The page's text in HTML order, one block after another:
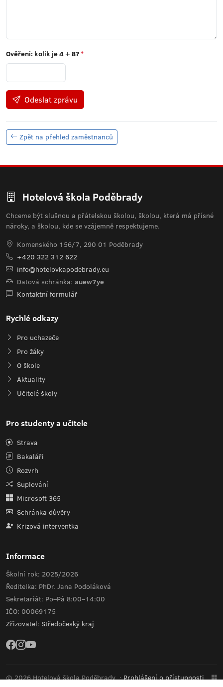
Ověření: kolik je4 + 8?*
Odeslat zprávu
Zpět na přehled zaměstnanců
Hotelová škola Poděbrady
Chceme být slušnou a přátelskou školou, školou, která má přísné
nároky, a školou, kde se vzájemně respektujeme.
Komenského 156/7, 290 01 Poděbrady
+420 322 312 622
info@hotelovkapodebrady.eu
Datová schránka: auew7ye
Kontaktní formulář
Rychlé odkazy
Pro uchazeče
Pro žáky
O škole
Aktuality
Učitelé školy
Pro studenty a učitele
Strava
Bakaláři
Rozvrh
Suplování
Microsoft 365
Schránka důvěry
Krizová interventka
Informace
Školní rok: 2025/2026
Ředitelka: PhDr. Jana Podoláková
Sekretariát: Po–Pá 8:00–14:00
IČO: 00069175
Zřizovatel: Středočeský kraj
© 2026 Hotelová škola Poděbrady·Prohlášení o přístupnosti